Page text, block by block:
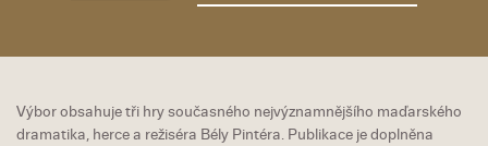
Výbor obsahuje tři hry současného nejvýznamnějšího maďarského
dramatika, herce a režiséra Bély Pintéra. Publikace je doplněna